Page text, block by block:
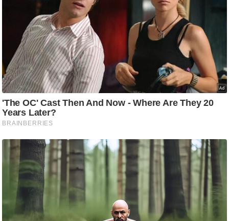
म
सा
म
यि
क
मा
भू
स्तं
भ
म